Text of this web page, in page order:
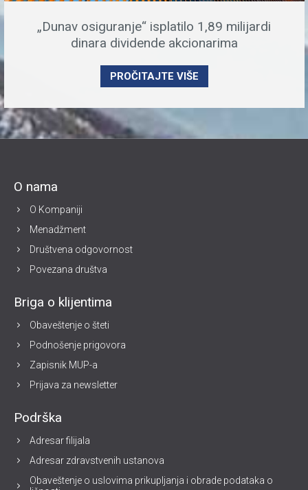
„Dunav osiguranje“ isplatilo 1,89 milijardi
dinara dividende akcionarima
PROČITAJTE VIŠE
O nama
O Kompaniji
Menadžment
Društvena odgovornost
Povezana društva
Briga o klijentima
Obaveštenje o šteti
Podnošenje prigovora
Zapisnik MUP-a
Prijava za newsletter
Podrška
Adresar filijala
Adresar zdravstvenih ustanova
Obaveštenje o uslovima prikupljanja i obrade podataka o